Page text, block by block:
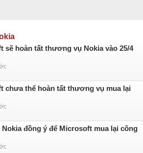
sẽ hoàn tất thương vụ Nokia vào 25/4
chưa thể hoàn tất thương vụ mua lại
Nokia đồng ý để Microsoft mua lại công